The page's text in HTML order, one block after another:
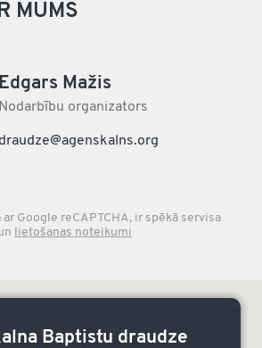
MUMS
Edgars Mažis
Nodarbību organizators
draudze@agenskalns.org
ar Google reCAPTCHA, ir spēkā servisa
lietošanas noteikumi
Baptistu draudze